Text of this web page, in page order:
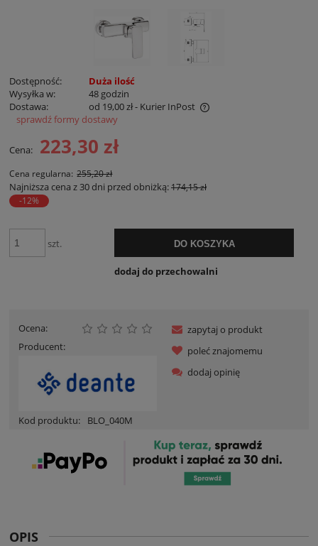
Dostępność:
Duża ilość
Wysyłka w:
48 godzin
Dostawa:
od 19,00 zł- Kurier InPost
Cena nie zawiera ewentualnych kosztów płatności
sprawdź formy dostawy
Cena: 223,30 zł
Cena regularna: 255,20 zł
Najniższa cena z 30 dni przed obniżką:174,15 zł
-12%
szt. DO KOSZYKA
dodaj do przechowalni
Ocena:
Producent:
Kod produktu: BLO_040M
zapytaj o produkt
poleć znajomemu
dodaj opinię
OPIS